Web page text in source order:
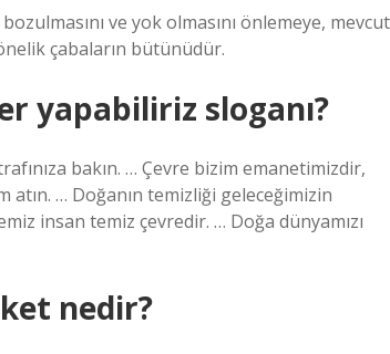
ve yok olmasını önlemeye, mevcut
çabaların bütünüdür.
yapabiliriz sloganı?
bakın. … Çevre bizim emanetimizdir,
atın. … Doğanın temizliği geleceğimizin
insan temiz çevredir. … Doğa dünyamızı
nedir?